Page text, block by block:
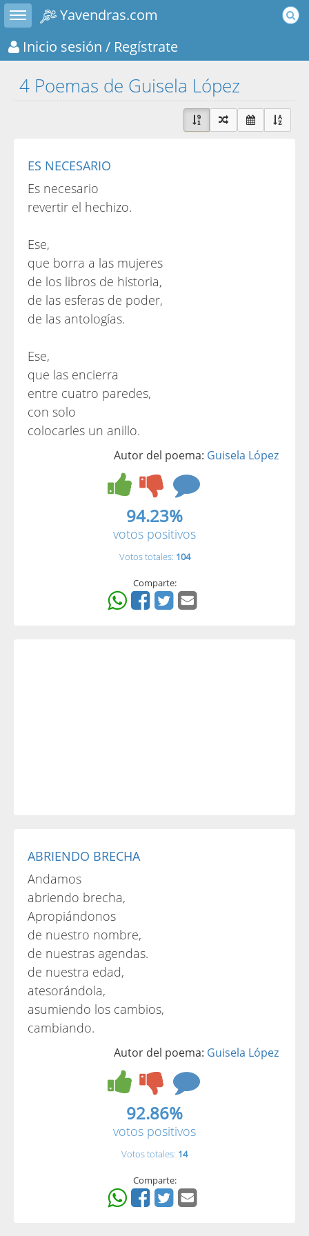
Toggle sidebar
Yavendras.com
Inicio sesión / Regístrate
4 Poemas de Guisela López
ES NECESARIO
Es necesario
revertir el hechizo.
Ese,
que borra a las mujeres
de los libros de historia,
de las esferas de poder,
de las antologías.
Ese,
que las encierra
entre cuatro paredes,
con solo
colocarles un anillo.
Autor del poema: Guisela López
94.23%
votos positivos
Votos totales: 104
Comparte:
ABRIENDO BRECHA
Andamos
abriendo brecha,
Apropiándonos
de nuestro nombre,
de nuestras agendas.
de nuestra edad,
atesorándola,
asumiendo los cambios,
cambiando.
Autor del poema: Guisela López
92.86%
votos positivos
Votos totales: 14
Comparte: